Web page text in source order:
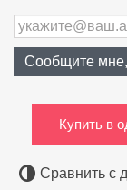
Сообщите мне,
Купить в
Сравнить с